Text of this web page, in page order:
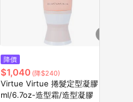
降價
$1,040 (降$240)
Virtue Virtue 捲髮定型凝膠 200
ml/6.7oz-造型霜/造型凝膠